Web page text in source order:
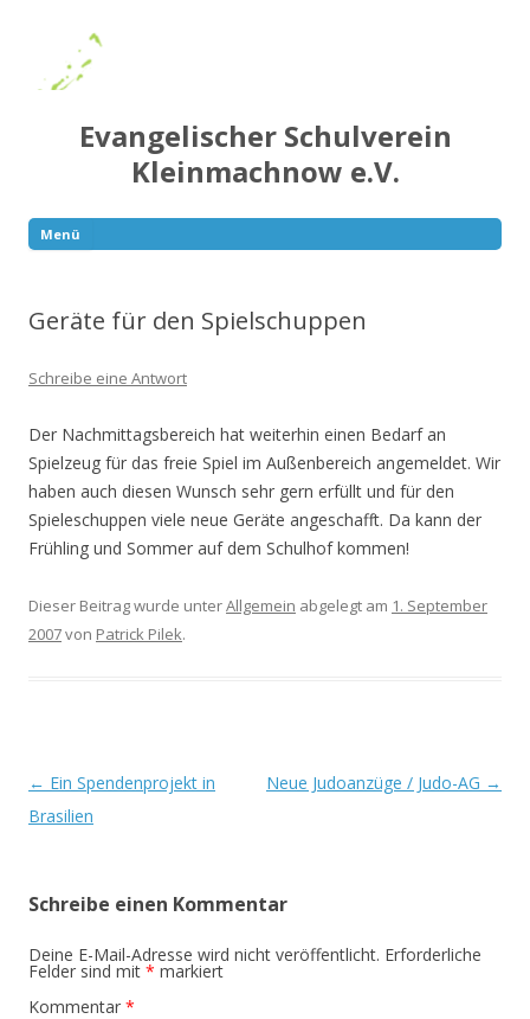
Evangelischer Schulverein
Kleinmachnow e.V.
Menü
Geräte für den Spielschuppen
Schreibe eine Antwort
Der Nachmittagsbereich hat weiterhin einen Bedarf an
Spielzeug für das freie Spiel im Außenbereich angemeldet. Wir
haben auch diesen Wunsch sehr gern erfüllt und für den
Spieleschuppen viele neue Geräte angeschafft. Da kann der
Frühling und Sommer auf dem Schulhof kommen!
Dieser Beitrag wurde unterAllgemein abgelegt am 1. September
2007von Patrick Pilek.
Beitrags-
Navigation
← Ein Spendenprojekt in
Brasilien
Neue Judoanzüge / Judo-AG →
Schreibe einen Kommentar
Deine E-Mail-Adresse wird nicht veröffentlicht. Erforderliche
Felder sind mit * markiert
Kommentar *